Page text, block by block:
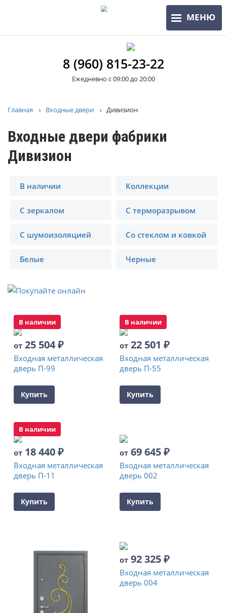
МЕНЮ
8 (960) 815-23-22
Ежедневно с 09:00 до 20:00
Строка
навигации
Главная Входные двери Дивизион
Входные двери фабрики
Дивизион
В наличии Коллекции
С зеркалом С терморазрывом
С шумоизоляцией Со стеклом и ковкой
Белые Черные
В наличии
от 25 504₽
Входная металлическая
дверь П-99
Купить
В наличии
от 22 501 ₽
Входная металлическая
дверь П-55
Купить
В наличии
от 18 440₽
Входная металлическая
дверь П-11
Купить
от 69 645₽
Входная металлическая
дверь 002
Купить
от 92 325₽
Входная металлическая
дверь 004